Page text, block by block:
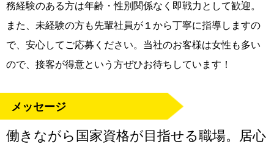
務経験のある方は年齢・性別関係なく即戦力として歓迎。
また、未経験の方も先輩社員が１から丁寧に指導しますの
で、安心してご応募ください。当社のお客様は女性も多い
ので、接客が得意という方ぜひお待ちしています！
メッセージ
働きながら国家資格が目指せる職場。居心